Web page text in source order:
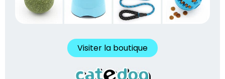
Visiter la boutique